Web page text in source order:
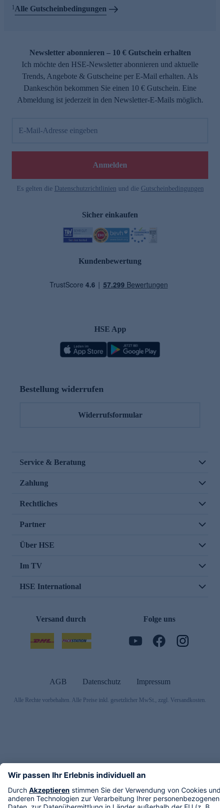
1 Alle Gutscheinbedingungen
Newsletter abonnieren – 10 € Gutschein erhalten
Ich möchte den HSE-Newsletter abonnieren und aktuelle
Trends, Angebote & Gutscheine per E-Mail erhalten. Als
Dankeschön bekommen Sie einen 10 € Gutschein. Eine
Abmeldung ist jederzeit in den Newsletter-E-Mails möglich.
E-Mail-Adresse eingeben
Anmelden
Es gelten die Datenschutzrichtlinien und die Gutscheinbedingungen
Sicher einkaufen
Kundenbewertung
HSE App
Bestellung widerrufen
Widerrufsformular
Service & Beratung
Zahlung
Rechtliches
Partner
Über HSE
Im TV
HSE International
Versand durch Folge uns
AGB Datenschutz Impressum
Alle Rechte vorbehalten. Alle Preise inkl. gesetzlicher MwSt., zzgl. Versandkosten.